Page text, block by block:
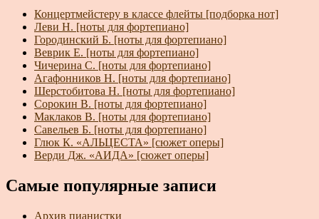
Концертмейстеру в классе флейты [подборка нот]
Леви Н. [ноты для фортепиано]
Городинский Б. [ноты для фортепиано]
Веврик Е. [ноты для фортепиано]
Чичерина С. [ноты для фортепиано]
Агафонников Н. [ноты для фортепиано]
Шерстобитова Н. [ноты для фортепиано]
Сорокин В. [ноты для фортепиано]
Маклаков В. [ноты для фортепиано]
Савельев Б. [ноты для фортепиано]
Глюк К. «АЛЬЦЕСТА» [сюжет оперы]
Верди Дж. «АИДА» [сюжет оперы]
Самые популярные записи
Архив пианистки